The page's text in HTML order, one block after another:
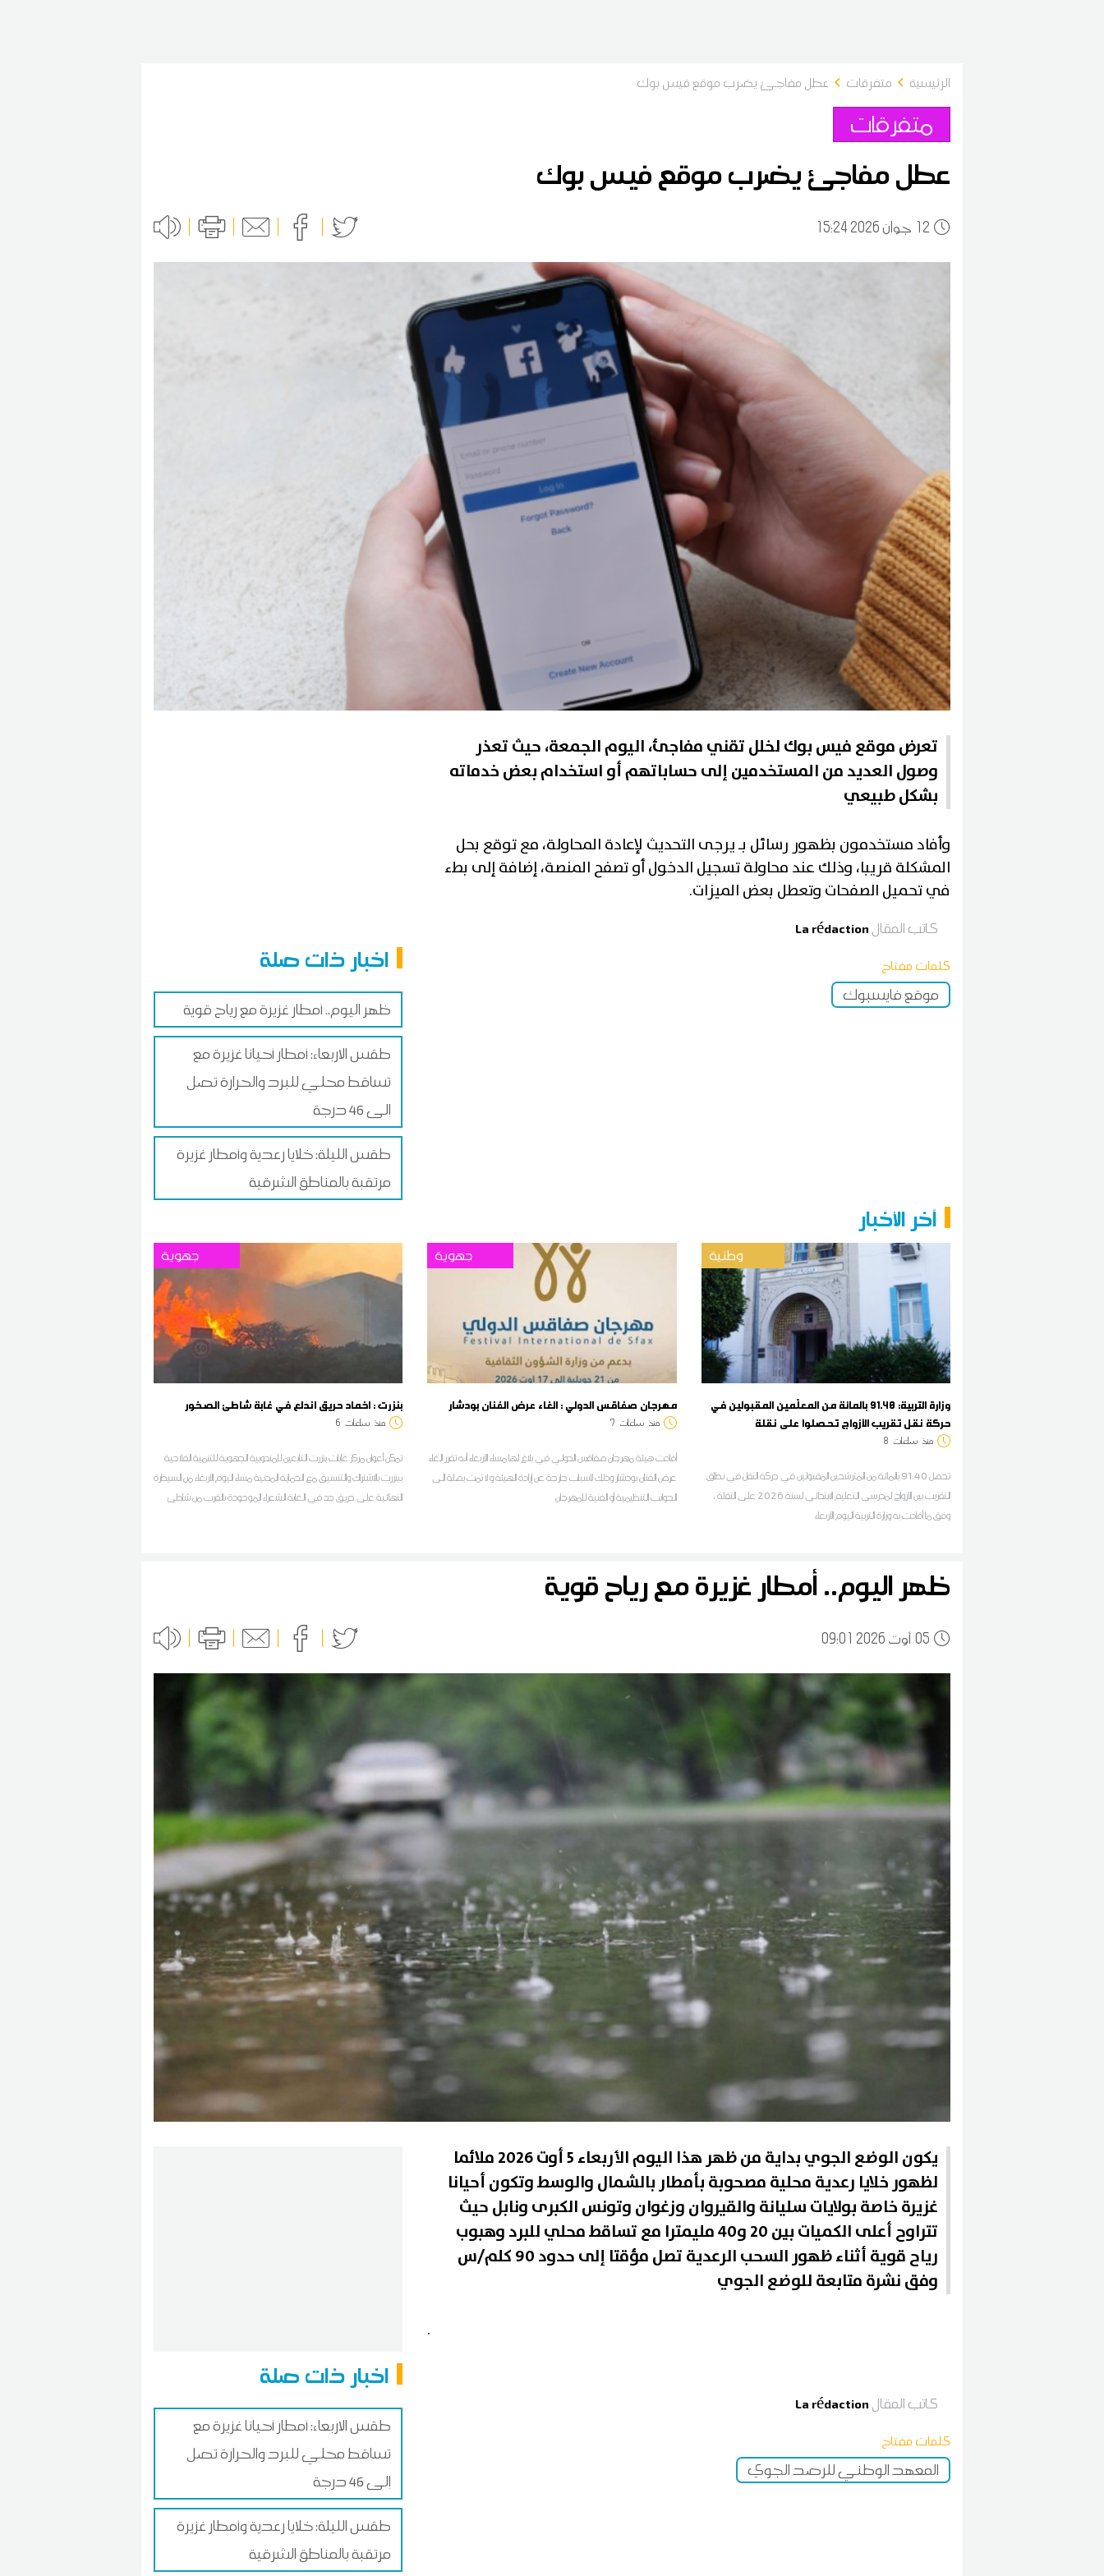
الرئيسية متفرقات عطل مفاجئ يضرب موقع فيس بوك
متفرقات
عطل مفاجئ يضرب موقع فيس بوك
12 15:24 2026 جوان
اخبار ذات صلة
ظهر اليوم.. أمطار غزيرة مع رياح قوية
طقس الاربعاء: أمطار أحيانا غزيرة مع
تساقط محلي للبرد والحرارة تصل
إلى 46 درجة
طقس الليلة: خلايا رعدية وأمطار غزيرة
مرتقبة بالمناطق الشرقية
تعرض موقع فيس بوك لخلل تقني مفاجئ، اليوم الجمعة، حيث تعذر
وصول العديد من المستخدمين إلى حساباتهم أو استخدام بعض خدماته
بشكل طبيعي
وأفاد مستخدمون بظهور رسائل بـ يرجى التحديث لإعادة المحاولة، مع توقع بحل
المشكلة قريبا، وذلك عند محاولة تسجيل الدخول أو تصفح المنصة، إضافة إلى بطء
في تحميل الصفحات وتعطل بعض الميزات.
كاتب المقال La rédaction
كلمات مفتاح
موقع فايسبوك
آخر الأخبار
جهوية
بنزرت : اخماد حريق اندلع في غابة شاطئ الصخور
منذ ساعات 6
تمكن أعوان مركز غابات بنزرت التابعين للمندوبية الجهوية للتنمية الفلاحية
ببنزرت بالاشتراك والتنسيق مع الحماية المدنية مساء اليوم الأربعاء من السيطرة
النهائية على حريق جد في الغابة الشعراء الموجودة بالقرب من شاطئ
جهوية
مهرجان صفاقس الدولي : الغاء عرض الفنان بودشار
منذ ساعات 7
أفادت هيئة مهرجان صفاقس الدولي في بلاغ لها مساء الأربعاء أنه تقرر الغاء
عرض الفنان بودشار وذلك لأسباب خارجة عن إرادة الهيئة و لا تمت بصلة الى
الجوانب التنظيمية أو الفنية للمهرجان
وطنية
وزارة التربية: 91.40 بالمائة من المعلّمين المقبولين في
حركة نقل تقريب الأزواج تحصلوا على نقلة
منذ ساعات 8
تحصل 91.40 بالمائة من المترشحين المقبولين في حركة النقل في نطاق
التقريب بين الأزواج لمدرسي التعليم الابتدائي لسنة 2026 على النقلة ،
وفق ما أفادت به وزارة التربية اليوم الأربعاء
ظهر اليوم.. أمطار غزيرة مع رياح قوية
0509:01 2026 أوت
اخبار ذات صلة
طقس الاربعاء: أمطار أحيانا غزيرة مع
تساقط محلي للبرد والحرارة تصل
إلى 46 درجة
طقس الليلة: خلايا رعدية وأمطار غزيرة
مرتقبة بالمناطق الشرقية
يكون الوضع الجوي بداية من ظهر هذا اليوم الأربعاء 5 أوت 2026 ملائما
لظهور خلايا رعدية محلية مصحوبة بأمطار بالشمال والوسط وتكون أحيانا
غزيرة خاصة بولايات سليانة والقيروان وزغوان وتونس الكبرى ونابل حيث
تتراوح أعلى الكميات بين 20 و40 مليمترا مع تساقط محلي للبرد وهبوب
رياح قوية أثناء ظهور السحب الرعدية تصل مؤقتا إلى حدود 90 كلم/س
وفق نشرة متابعة للوضع الجوي
.
كاتب المقال La rédaction
كلمات مفتاح
المعهد الوطني للرصد الجوي